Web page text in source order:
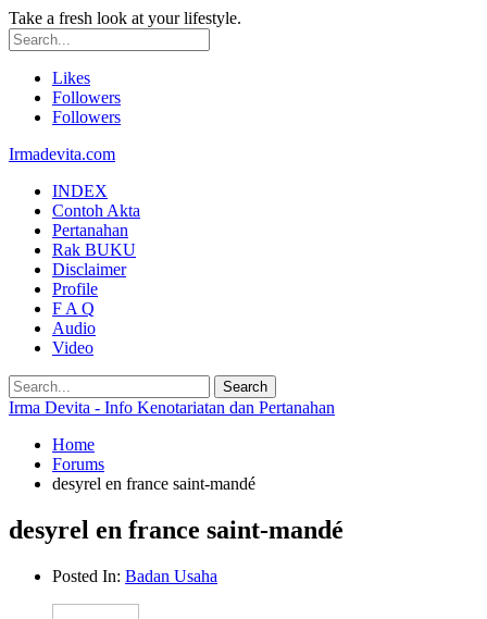
Take a fresh look at your lifestyle.
Likes
Followers
Followers
Irmadevita.com
INDEX
Contoh Akta
Pertanahan
Rak BUKU
Disclaimer
Profile
F A Q
Audio
Video
Irma Devita - Info Kenotariatan dan Pertanahan
Home
Forums
desyrel en france saint-mandé
desyrel en france saint-mandé
Posted In: Badan Usaha